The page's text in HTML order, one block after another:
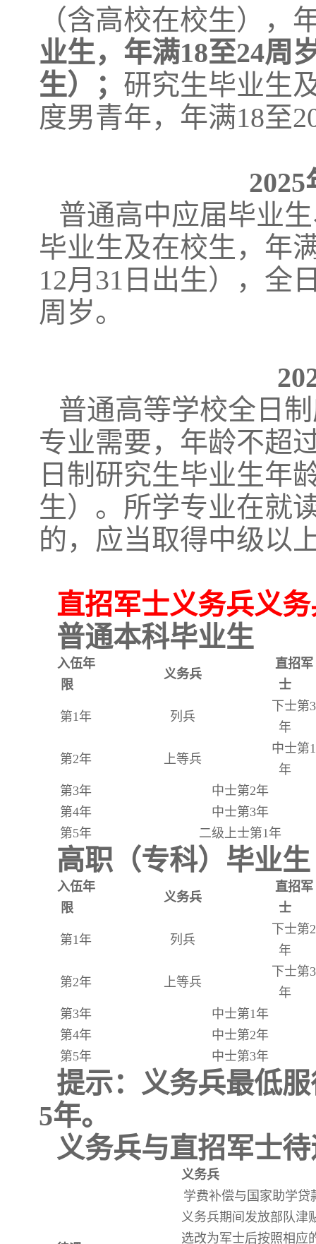
（含高校在校生），
业生，年满18至24周
生）
； 研究生毕业生
度男青年，年满18至
普通高中应届毕业
毕业生及在校生，年
12月31日出生），全
周岁。
普通高等学校全日
专业需要，年龄不超
日制研究生毕业生年
生）。 所学专业在就
的，应当取得中级以
直招军士义务兵义
普通本科毕业生
入伍年
限
义务兵
直招军
士
第1年 列兵
下士第3
年
第2年 上等兵
中士第1
年
第3年
中士第2年
第4年
中士第3年
第5年
二级上士第1年
高职（专科）毕业生
入伍年
限
义务兵
直招军
士
第1年 列兵
下士第2
年
第2年 上等兵
下士第3
年
第3年
中士第1年
第4年
中士第2年
第5年
中士第3年
提示：义务兵最低
5年。
义务兵与直招军士
义务兵
学费补偿与国家助学贷
义务兵期间发放部队津
选改为军士后按照相应